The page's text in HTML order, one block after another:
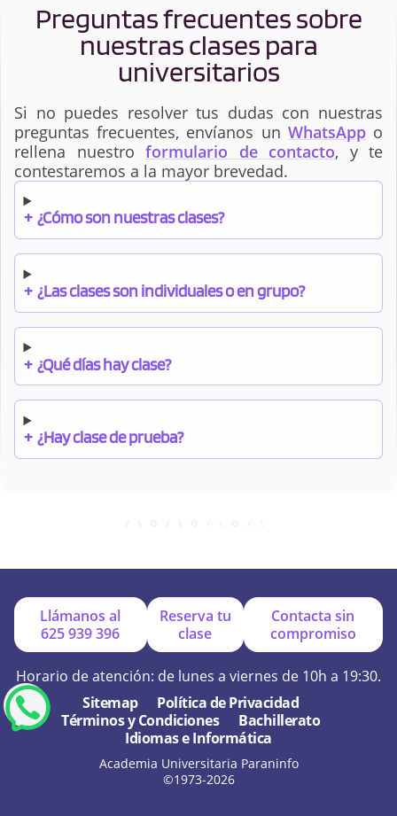
Preguntas frecuentes sobre
nuestras clases para
universitarios
Si no puedes resolver tus dudas con nuestras
preguntas frecuentes, envíanos un WhatsAppo
rellena nuestro formulario de contacto, y te
contestaremos a la mayor brevedad.
+ ¿Cómo son nuestras clases?
+ ¿Las clases son individuales o en grupo?
+ ¿Qué días hay clase?
+ ¿Hay clase de prueba?
+ ¿Por qué online?
+ ¿Se hacen exámenes de prueba?
Llámanos al
625 939 396
Reserva tu
clase
Contacta sin
compromiso
Horario de atención: de lunes a viernes de 10h a 19:30.
Sitemap
Política de Privacidad
Términos y Condiciones
Bachillerato
Idiomas e Informática
Academia Universitaria Paraninfo
©1973-2026